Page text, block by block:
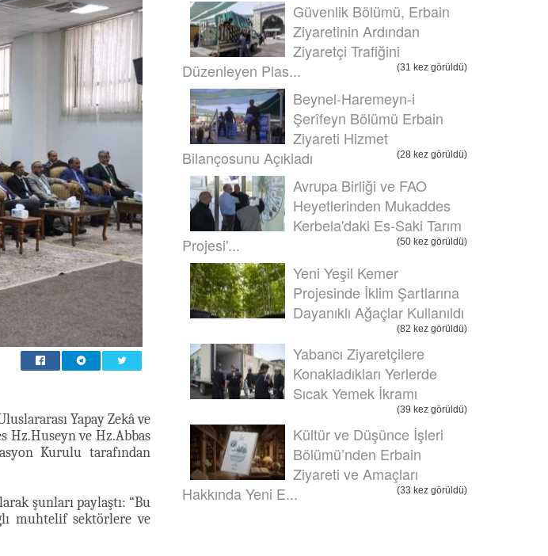
Yapay Zekâ ve
Hz.Huseyn ve Hz.Abbas
Kurulu tarafından
şunları paylaştı: “Bu
muhtelif sektörlere ve
Güvenlik Bölümü, Erbain
Ziyaretinin Ardından
Ziyaretçi Trafiğini
Düzenleyen Plas...
(31 kez görüldü)
Beynel-Haremeyn-i
Şerîfeyn Bölümü Erbain
Ziyareti Hizmet
Bilançosunu Açıkladı
(28 kez görüldü)
Avrupa Birliği ve FAO
Heyetlerinden Mukaddes
Kerbela'daki Es-Saki Tarım
Projesi'...
(50 kez görüldü)
Yeni Yeşil Kemer
Projesinde İklim Şartlarına
Dayanıklı Ağaçlar Kullanıldı
(82 kez görüldü)
Yabancı Ziyaretçilere
Konakladıkları Yerlerde
Sıcak Yemek İkramı
(39 kez görüldü)
Kültür ve Düşünce İşleri
Bölümü’nden Erbain
Ziyareti ve Amaçları
Hakkında Yeni E...
(33 kez görüldü)